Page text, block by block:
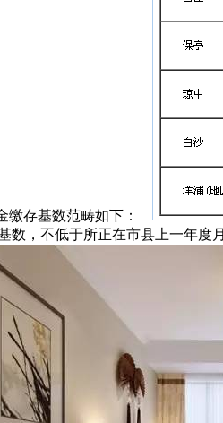
缴存基数范畴如下：
数，不低于所正在市县上一年